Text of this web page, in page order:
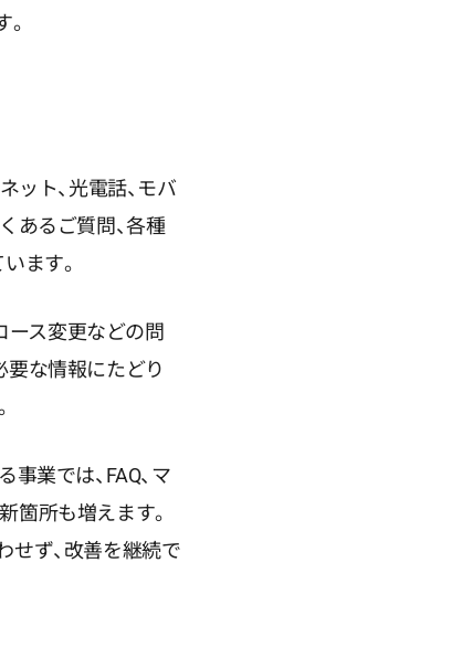
ット、光電話、モバ
あるご質問、各種
ます。
ース変更などの問
要な情報にたどり
業では、FAQ、マ
箇所も増えます。
せず、改善を継続で